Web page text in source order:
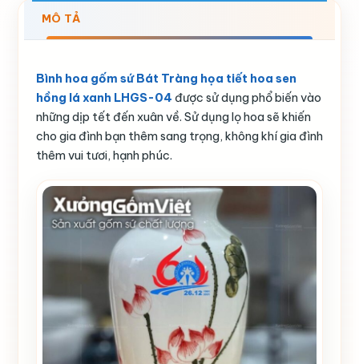
MÔ TẢ
Bình hoa gốm sứ Bát Tràng họa tiết hoa sen
hồng lá xanh LHGS-04 được sử dụng phổ biến vào
những dịp tết đến xuân về. Sử dụng lọ hoa sẽ khiến
cho gia đình bạn thêm sang trọng, không khí gia đình
thêm vui tươi, hạnh phúc.